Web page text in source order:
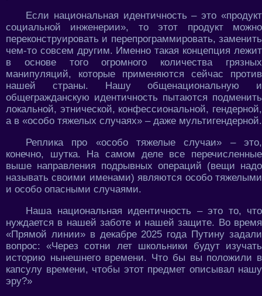
Если национальная идентичность – это «продукт
социальной инженерии», то этот продукт можно
переконструировать и перепрограммировать, заменить
чем-то совсем другим. Именно такая концепция лежит
в основе того огромного количества грязных
манипуляций, которые применяются сейчас против
нашей страны. Нашу общенациональную и
общегражданскую идентичность пытаются подменить
локальной, этнической, конфессиональной, гендерной,
а в «особо тяжелых случаях» – даже мультигендерной.
Реплика про «особо тяжелые случаи» – это,
конечно, шутка. На самом деле все перечисленные
выше направления подрывных операций (вещи надо
называть своими именами) являются особо тяжелыми
и особо опасными случаями.
Наша национальная идентичность – это то, что
нуждается в нашей заботе и нашей защите. Во время
«Прямой линии» в декабре 2025 года Путину задали
вопрос: «Через сотни лет школьники будут изучать
историю нынешнего времени. Что бы вы положили в
капсулу времени, чтобы этот предмет описывал нашу
эру?»